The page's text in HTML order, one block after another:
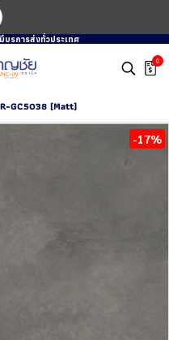
บรการส่งทั่วประเทศ
0
GC5038 (Matt)
-17%